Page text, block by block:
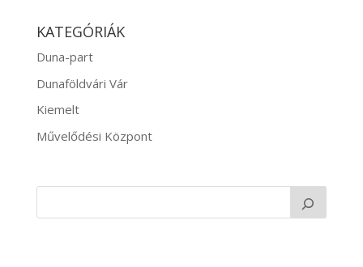
KATEGÓRIÁK
Duna-part
Dunaföldvári Vár
Kiemelt
Művelődési Központ